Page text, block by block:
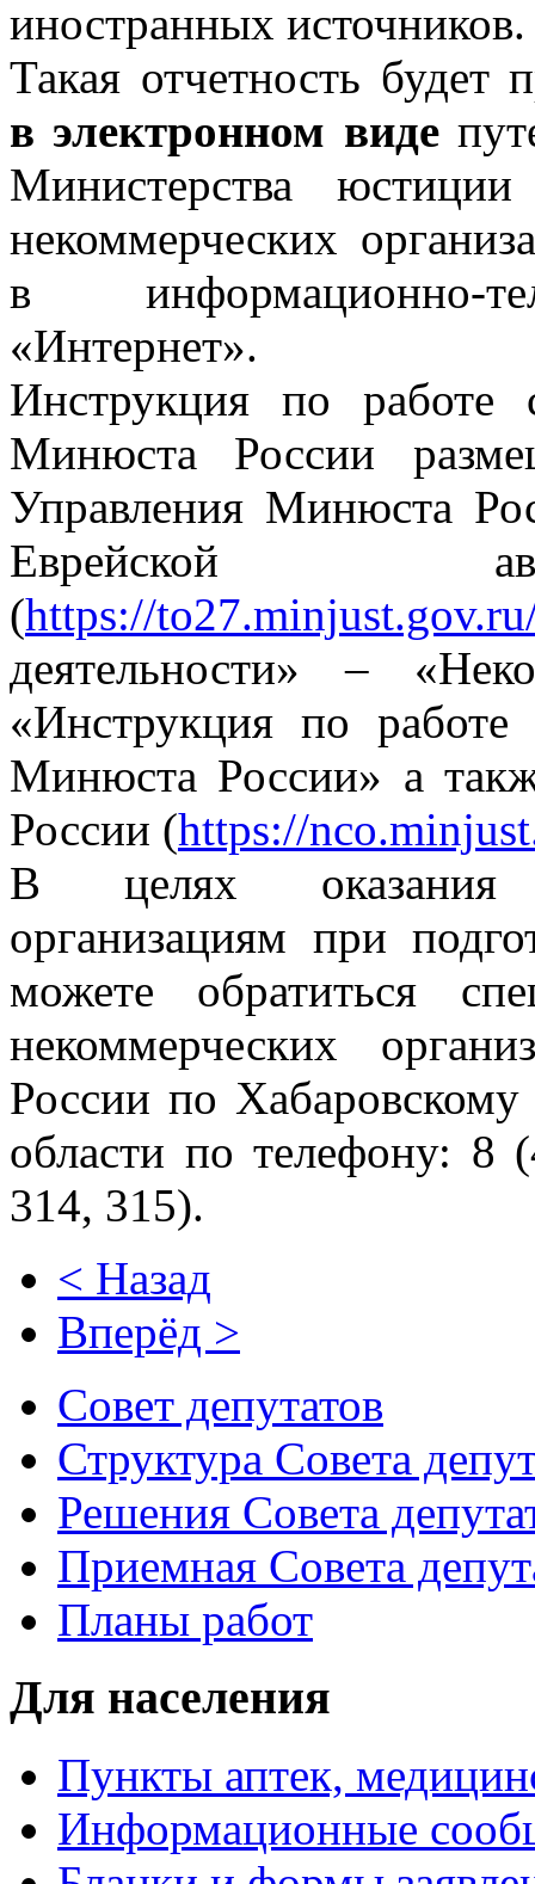
иностранных источников.
Такая отчетность будет
в электронном виде
Министерства
некоммерческих
в информационно-
«Интернет».
Инструкция по работе
Минюста России
Управления Минюста
Еврейской
(https://
деятельности» –
«Инструкция по
Минюста России» а
России (https://
В целях оказания
организациям при
можете обратиться
некоммерческих
России по
области по телефону: 8
314, 315).
< Назад
Вперёд >
Совет депутатов
Структура Совета
Решения Совета
Приемная Совета
Планы работ
Для населения
Пункты аптек,
Информационные